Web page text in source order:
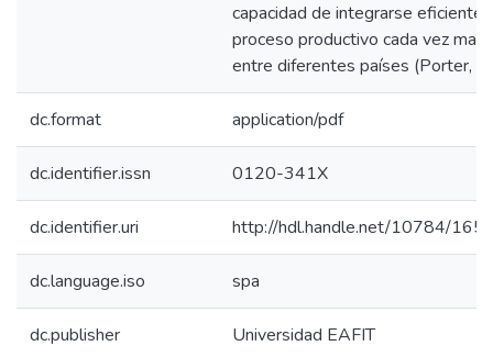
capacidad de integrarse
proceso productivo cada vez mas
entre diferentes países (Porter,
dc.format application/pdf
dc.identifier.issn 0120-341X
dc.identifier.uri http://hdl.handle.net/10784/
dc.language.iso spa
dc.publisher Universidad EAFIT